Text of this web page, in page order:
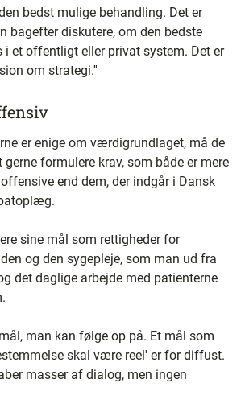
bedst mulige behandling. Det er
bagefter diskutere, om den bedste
i et offentligt eller privat system. Det er
om strategi.''
er enige om værdigrundlaget, må de
formulere krav, som både er mere
end dem, der indgår i Dansk
sine mål som rettigheder for
og den sygepleje, som man ud fra
det daglige arbejde med patienterne
man kan følge op på. Et mål som
skal være reel' er for diffust.
masser af dialog, men ingen